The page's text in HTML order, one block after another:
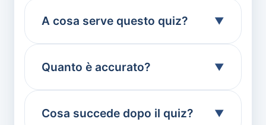
A cosa serve questo quiz?
Quanto è accurato?
Cosa succede dopo il quiz?